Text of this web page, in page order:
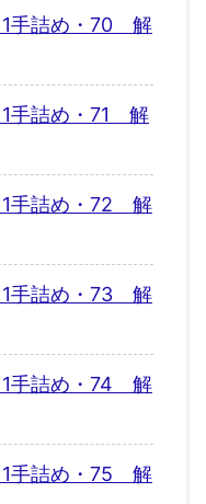
手詰め・70 解
手詰め・71 解
手詰め・72 解
手詰め・73 解
手詰め・74 解
手詰め・75 解